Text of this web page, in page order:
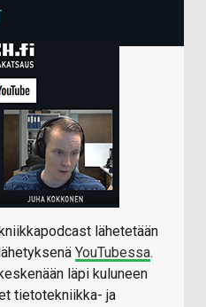
lähetetään
YouTubessa.
läpi kuluneen
tietotekniikka- ja